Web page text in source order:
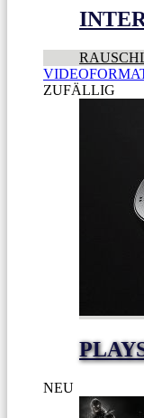
ZUFÄLLIG
NEU